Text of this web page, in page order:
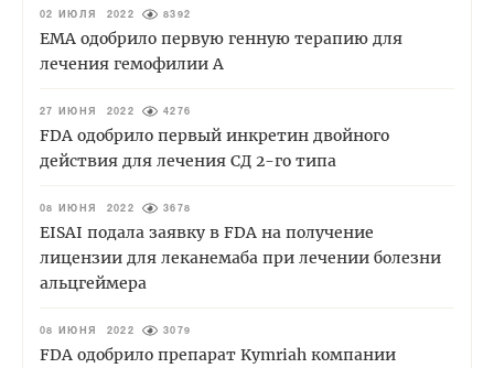
02 ИЮЛЯ 2022 8392
EMA одобрило первую генную терапию для
лечения гемофилии А
27 ИЮНЯ 2022 4276
FDA одобрило первый инкретин двойного
действия для лечения СД 2-го типа
08 ИЮНЯ 2022 3678
EISAI подала заявку в FDA на получение
лицензии для леканемаба при лечении болезни
альцгеймера
08 ИЮНЯ 2022 3079
FDA одобрило препарат Kymriah компании